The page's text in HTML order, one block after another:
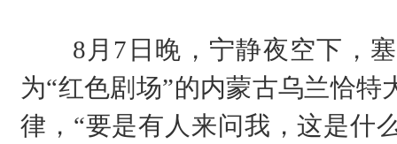
8月7日晚，宁静夜空下，塞
为“红色剧场”的内蒙古乌兰恰
律，“要是有人来问我，这是什